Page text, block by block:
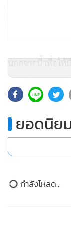
นอกจากนี้ เพื่อให้
ของหน่วยงานภาค
คุณธรรม หลังจาก
นี้ โดยกรมบัญชีกล
ประสบการณ์ตาม
(ประเทศไทย) พิจ
โฆษกกรมบัญชีกล
ยอดนิย
ข่าวในหม